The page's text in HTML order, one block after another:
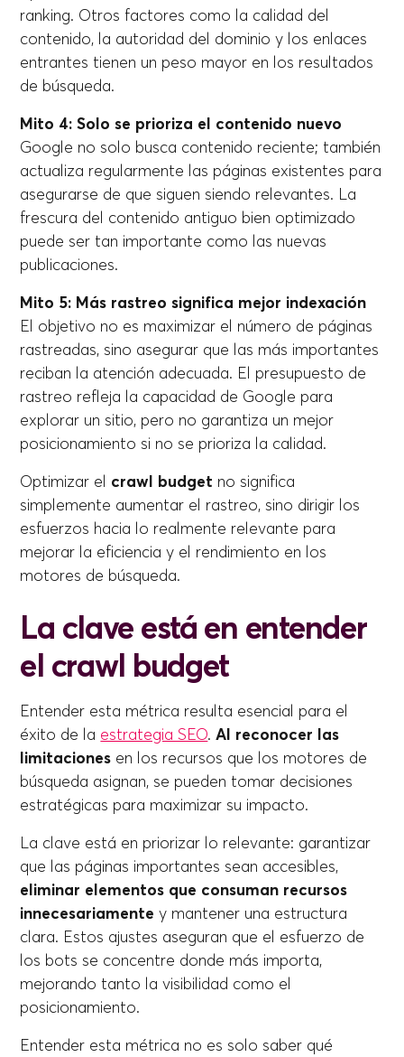
ranking. Otros factores como la calidad del
contenido, la autoridad del dominio y los enlaces
entrantes tienen un peso mayor en los resultados
de búsqueda.
Mito 4: Solo se prioriza el contenido nuevo
Google no solo busca contenido reciente; también
actualiza regularmente las páginas existentes para
asegurarse de que siguen siendo relevantes. La
frescura del contenido antiguo bien optimizado
puede ser tan importante como las nuevas
publicaciones.
Mito 5: Más rastreo significa mejor indexación
El objetivo no es maximizar el número de páginas
rastreadas, sino asegurar que las más importantes
reciban la atención adecuada. El presupuesto de
rastreo refleja la capacidad de Google para
explorar un sitio, pero no garantiza un mejor
posicionamiento si no se prioriza la calidad.
Optimizar el crawl budget no significa
simplemente aumentar el rastreo, sino dirigir los
esfuerzos hacia lo realmente relevante para
mejorar la eficiencia y el rendimiento en los
motores de búsqueda.
La clave está en entender
el crawl budget
Entender esta métrica resulta esencial para el
éxito de la estrategia SEO.Al reconocer las
limitaciones en los recursos que los motores de
búsqueda asignan, se pueden tomar decisiones
estratégicas para maximizar su impacto.
La clave está en priorizar lo relevante: garantizar
que las páginas importantes sean accesibles,
eliminar elementos que consuman recursos
innecesariamente y mantener una estructura
clara. Estos ajustes aseguran que el esfuerzo de
los bots se concentre donde más importa,
mejorando tanto la visibilidad como el
posicionamiento.
Entender esta métrica no es solo saber qué